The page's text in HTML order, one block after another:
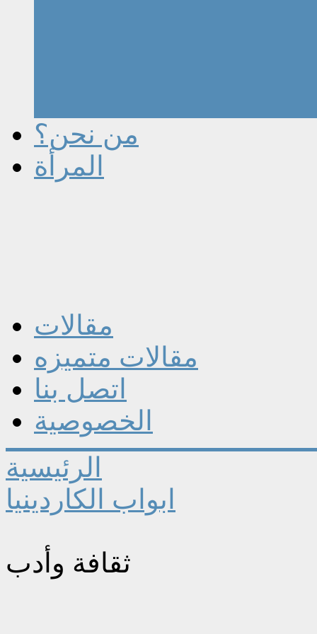
من نحن؟
المرأة
مقالات
مقالات متميزه
اتصل بنا
الخصوصية
الرئيسية
ابواب الكاردينيا
ثقافة وأدب